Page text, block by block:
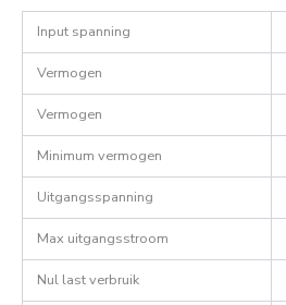
Input spanning
Vermogen
Vermogen
Minimum vermogen
Uitgangsspanning
Max uitgangsstroom
Nul last verbruik